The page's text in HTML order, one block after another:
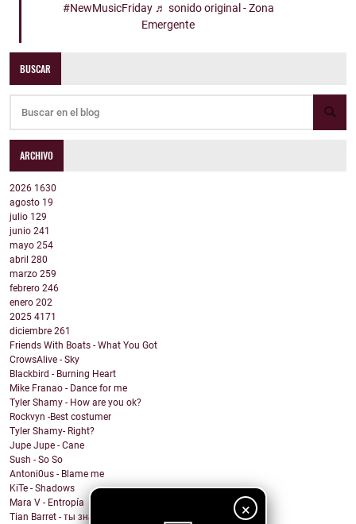
×
#NewMusicFriday ♬ sonido original - Zona
Emergente
BUSCAR
ARCHIVO
2026 1630
agosto 19
julio 129
junio 241
mayo 254
abril 280
marzo 259
febrero 246
enero 202
2025 4171
diciembre 261
Friends With Boats - What You Got
CrowsAlive - Sky
Blackbird - Burning Heart
Mike Franao - Dance for me
Tyler Shamy - How are you ok?
Rockvyn -Best costumer
Tyler Shamy- Right?
Jupe Jupe - Cane
Sush - So So
Antoni0us - Blame me
KiTe - Shadows
Mara V - Entropía
Tian Barret - ты знаешь, где мои ключи?